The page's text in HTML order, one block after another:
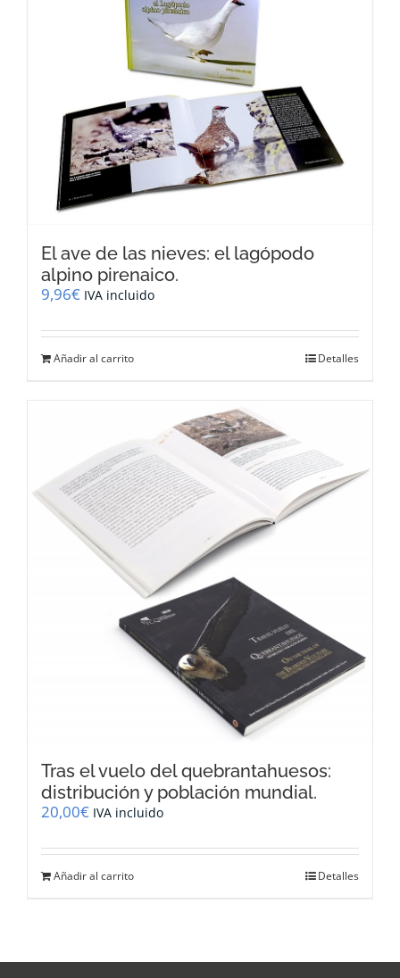
El ave de las nieves: el lagópodo
alpino pirenaico.
9,96€ IVA incluido
Añadir al carrito Detalles
Tras el vuelo del quebrantahuesos:
distribución y población mundial.
20,00€ IVA incluido
Añadir al carrito Detalles